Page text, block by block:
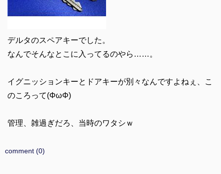
デルタのスペアキーでした。
なんでそんなとこに入ってるのやら……。
イグニッションキーとドアキーが別々なんですよねぇ、こ
のころって(ΦωΦ)
管理、雑過ぎだろ、当時のワタシｗ
comment (0)